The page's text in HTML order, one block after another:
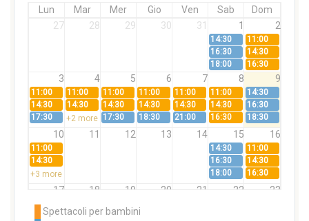
Lun Mar Mer Gio Ven Sab
Dom
27
28 29 30 31 1 2
14:30
11:00
16:30
14:30
18:00
16:30
3 4 5 6 7 8 9
11:00 11:00 11:00 11:00 11:00 11:00
14:30
14:30
14:30 14:30 14:30 14:30 14:30
16:30
17:30
+2 more 17:30 18:30 21:00 16:30 18:30
10 11 12 13 14 15 16
11:00 14:30
11:00
14:30
16:30
14:30
+3 more
18:00 16:30
17 18 19 20 21 22 23
11:00
14:30
14:30 14:30 14:30
Spettacoli per bambini